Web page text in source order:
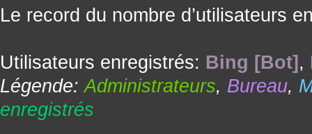
Le record du nombre d’utilisateurs
Utilisateurs enregistrés: Bing [Bot] ,
Légende:Administrateurs, Bureau,
enregistrés